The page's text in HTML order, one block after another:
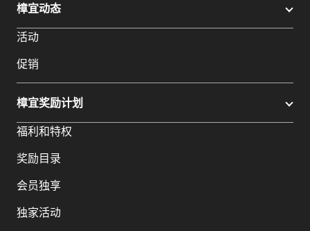
樟宜动态
活动
促销
樟宜奖励计划
福利和特权
奖励目录
会员独享
独家活动